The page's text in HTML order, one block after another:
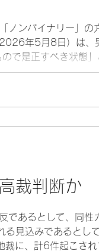
ノンバイナリー」
年5月8日）は、
で是正すべき状態
体は棄却されてい
は「女性」ですが
重要な法的利益で
裁判断か
であるとして、同
見込みであるとし
裁に、計6件起こさ